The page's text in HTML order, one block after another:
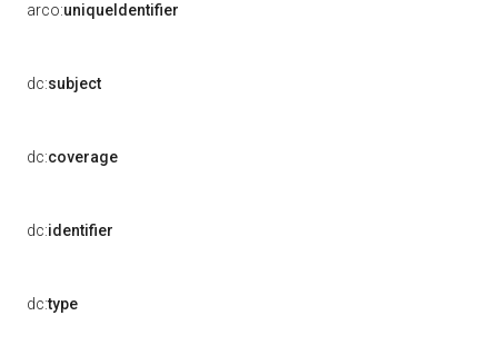
arco:uniqueIdentifier
dc:subject
dc:coverage
dc:identifier
dc:type